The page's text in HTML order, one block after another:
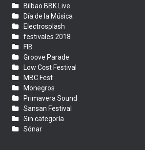
Bilbao BBK Live
Día de la Música
Electrosplash
festivales 2018
FIB
Groove Parade
Low Cost Festival
MBC Fest
Monegros
Primavera Sound
Sansan Festival
Sin categoría
Sónar